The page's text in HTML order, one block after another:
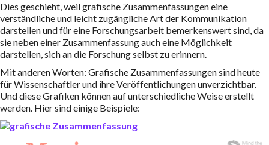
Dies geschieht, weil grafische Zusammenfassungen eine
verständliche und leicht zugängliche Art der Kommunikation
darstellen und für eine Forschungsarbeit bemerkenswert sind, da
sie neben einer Zusammenfassung auch eine Möglichkeit
darstellen, sich an die Forschung selbst zu erinnern.
Mit anderen Worten: Grafische Zusammenfassungen sind heute
für Wissenschaftler und ihre Veröffentlichungen unverzichtbar.
Und diese Grafiken können auf unterschiedliche Weise erstellt
werden. Hier sind einige Beispiele: